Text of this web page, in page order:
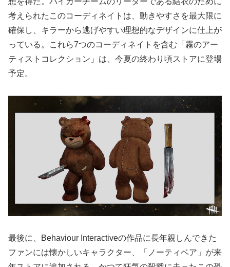
考えられたこのコーディネイトは、動きやすさを最大限に
確保し、キラーから逃げやすい理想的なデザインに仕上が
っている。これら7つのコーディネイトを含む「霧のアー
ティストコレクション」は、今夏の終わり頃ストアに登場
予定。
最後に、Behaviour Interactiveの作品に長年親しんできた
ファンには懐かしいキャラクター、「ノーティベア」が来